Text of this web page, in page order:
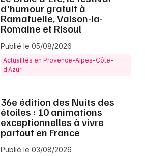
d'humour gratuit à
Ramatuelle, Vaison-la-
Romaine et Risoul
Publié le 05/08/2026
Actualités en Provence-Alpes-Côte-
d'Azur
36e édition des Nuits des
étoiles : 10 animations
exceptionnelles à vivre
partout en France
Publié le 03/08/2026